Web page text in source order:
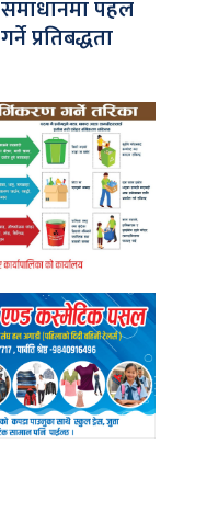
समाधानमा पहल
गर्ने प्रतिबद्धता